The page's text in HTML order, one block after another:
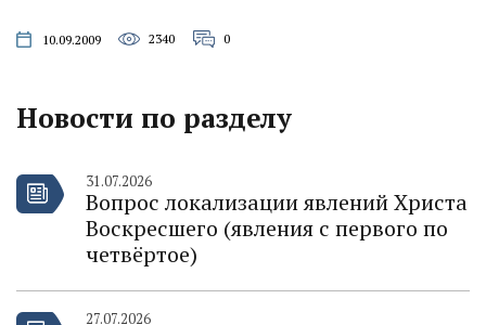
10.09.2009 2340 0
Новости по разделу
31.07.2026
Вопрос локализации явлений Христа
Воскресшего (явления с первого по
четвёртое)
27.07.2026